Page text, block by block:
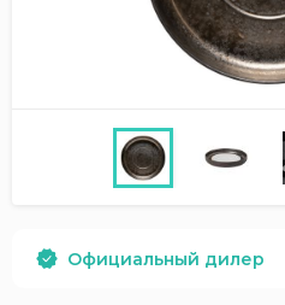
Официальный дилер